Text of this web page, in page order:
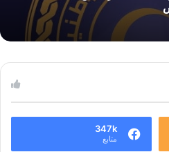
347k
متابع